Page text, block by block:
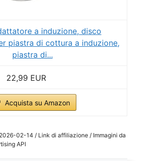
a induzione, disco
piastra di cottura a induzione,
piastra di...
22,99 EUR
Acquista su Amazon
02-14 / Link di affiliazione / Immagini da
API